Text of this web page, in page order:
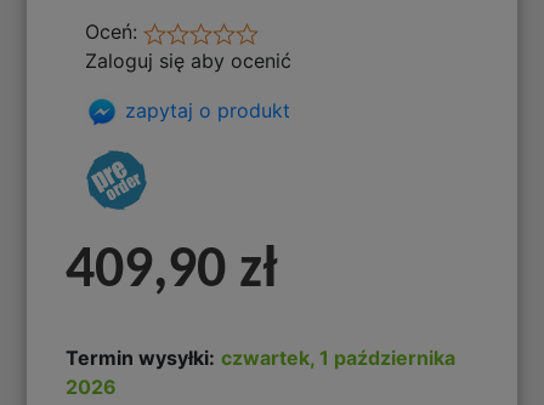
Oceń:
Zaloguj się aby ocenić
zapytaj o produkt
409,90 zł
Termin wysyłki: czwartek, 1 października
2026